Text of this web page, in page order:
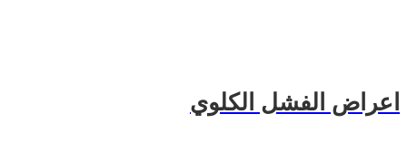
اعراض الفشل الكلوي